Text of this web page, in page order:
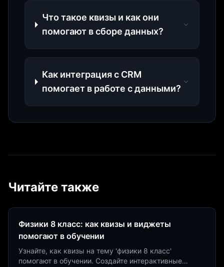
Что такое квизы и как они
помогают в сборе данных?
Как интеграция с CRM
помогает в работе с данными?
Читайте также
Физики 8 класс: как квизы и виджеты
помогают в обучении
Узнайте, как квизы на тему 'физики 8 класс'
помогают в обучении. Создайте интерактивные